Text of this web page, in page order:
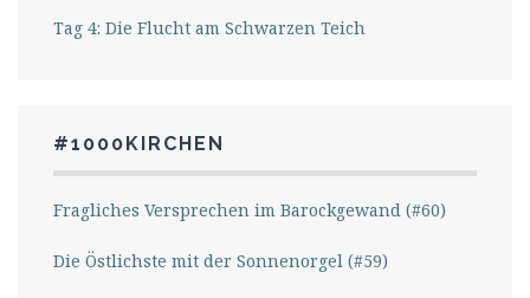
Tag 4: Die Flucht am Schwarzen Teich
#1000KIRCHEN
Fragliches Versprechen im Barockgewand (#60)
Die Östlichste mit der Sonnenorgel (#59)